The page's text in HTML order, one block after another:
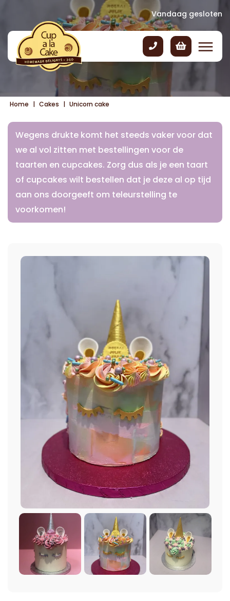
Vandaag gesloten
Home | Cakes | Unicorn cake
Wegens drukte komt het steeds vaker voor dat
we al vol zitten met bestellingen voor de
taarten en cupcakes. Zorg dus als je een taart
of cupcakes wilt bestellen dat je deze al op tijd
aan ons doorgeeft om teleurstelling te
voorkomen!